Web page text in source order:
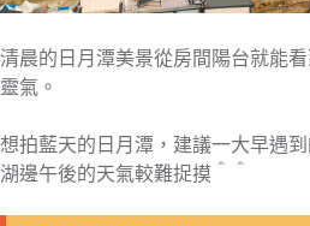
清晨的日月潭美景從房間陽台就能
靈氣。
想拍藍天的日月潭，建議一大早遇
湖邊午後的天氣較難捉摸＾＾